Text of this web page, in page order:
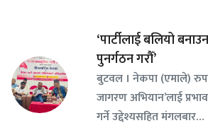
‘पार्टीलाई बलियो
पुनर्गठन गरौँ’
बुटवल । नेकपा (एमाले)
जागरण अभियान’लाई
गर्ने उद्देश्यसहित मंगलबार…